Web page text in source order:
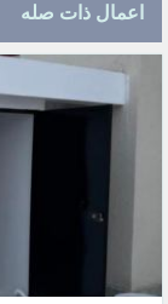
اعمال ذات صله